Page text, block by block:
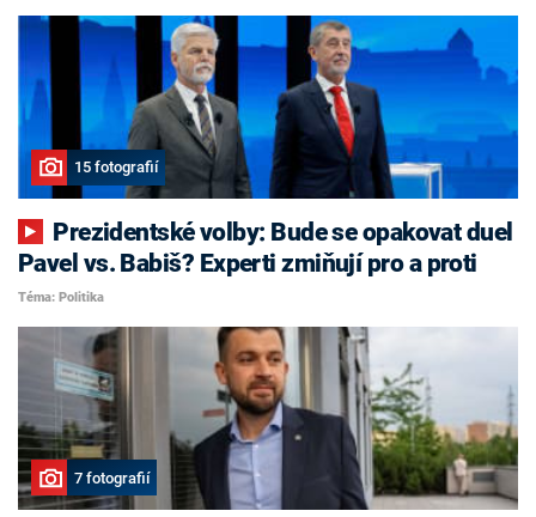
15 fotografií
Pavel vs. Babiš? Experti zmiňují pro a proti
Téma: Politika
7 fotografií